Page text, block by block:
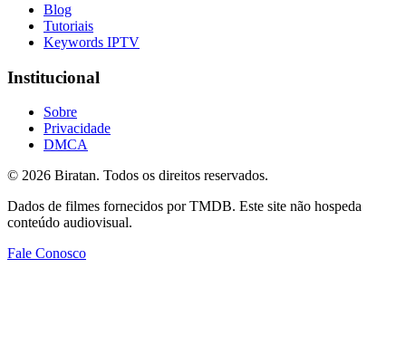
Blog
Tutoriais
Keywords IPTV
Institucional
Sobre
Privacidade
DMCA
© 2026 Biratan. Todos os direitos reservados.
Dados de filmes fornecidos por TMDB. Este site não hospeda
conteúdo audiovisual.
Fale Conosco